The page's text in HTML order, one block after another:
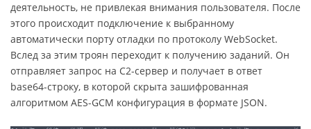
деятельность, не привлекая внимания пользователя. После
этого происходит подключение к выбранному
автоматически порту отладки по протоколу WebSocket.
Вслед за этим троян переходит к получению заданий. Он
отправляет запрос на C2-сервер и получает в ответ
base64-строку, в которой скрыта зашифрованная
алгоритмом AES-GCM конфигурация в формате JSON.